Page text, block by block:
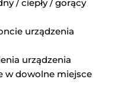
/ ciepły / gorący
urządzenia
urządzenia
w dowolne miejsce